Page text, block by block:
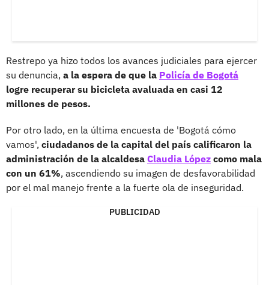
Restrepo ya hizo todos los avances judiciales para ejercer
su denuncia, a la espera de que la Policía de Bogotá
logre recuperar su bicicleta avaluada en casi 12
millones de pesos.
Por otro lado, en la última encuesta de 'Bogotá cómo
vamos', ciudadanos de la capital del país calificaron la
administración de la alcaldesa Claudia López como mala
con un 61%, ascendiendo su imagen de desfavorabilidad
por el mal manejo frente a la fuerte ola de inseguridad.
PUBLICIDAD